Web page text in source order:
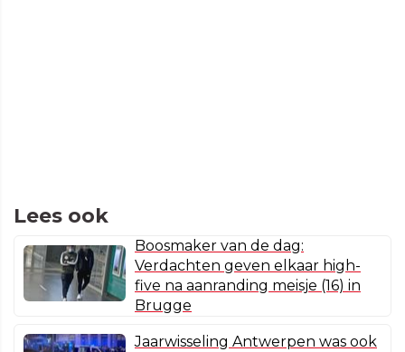
Lees ook
Boosmaker van de dag:
Verdachten geven elkaar high-
five na aanranding meisje (16) in
Brugge
Jaarwisseling Antwerpen was ook